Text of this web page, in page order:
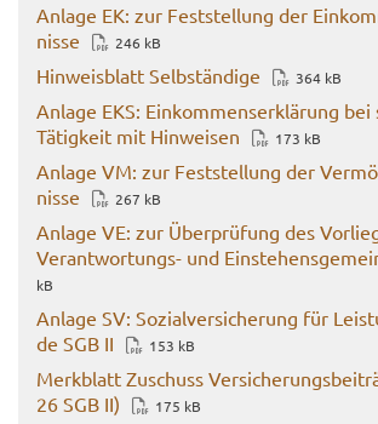
An­la­ge EK: zur Fest­stel­lung der
nis­se
246 kB
Hin­weis­blatt Selb­stän­di­ge 364 kB
An­la­ge EKS: Ein­kom­mens­er­klä­rung
Tä­tig­keit mit Hin­wei­sen
173 kB
An­la­ge VM: zur Fest­stel­lung der
nis­se
267 kB
An­la­ge VE: zur Über­prü­fung des
Verantwortungs-​ und
kB
An­la­ge SV: So­zi­al­ver­si­che­rung für
de SGB II
153 kB
Merk­blatt Zu­schuss
26 SGB II)
175 kB